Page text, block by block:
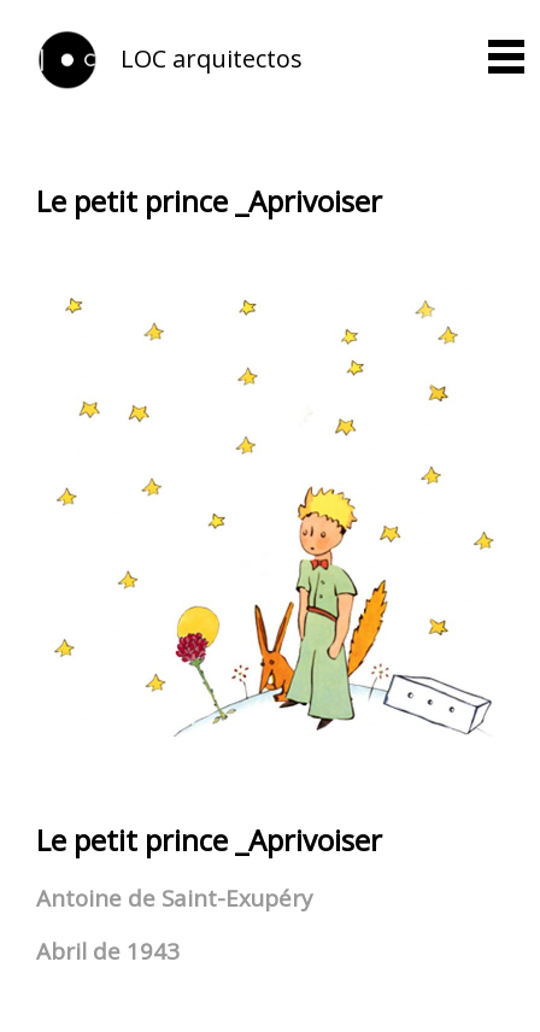
LOC arquitectos
Le petit prince _Aprivoiser
Le petit prince _Aprivoiser
Antoine de Saint-Exupéry
Abril de 1943